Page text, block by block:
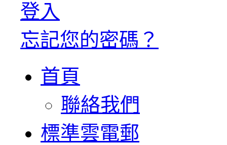
登入
忘記您的密碼？
首頁
聯絡我們
標準雲電郵